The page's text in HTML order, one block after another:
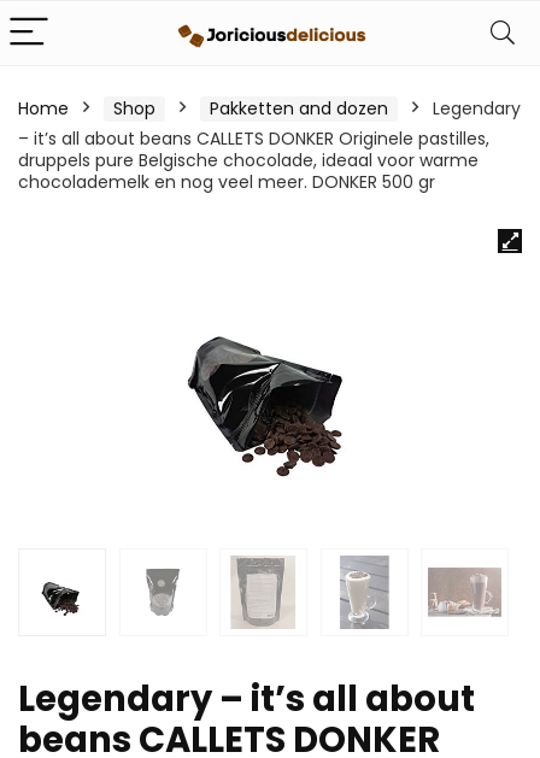
Home Shop Pakketten and dozen
Legendary
– it’s all about beans CALLETS DONKER Originele pastilles,
druppels pure Belgische chocolade, ideaal voor warme
chocolademelk en nog veel meer. DONKER 500 gr
Legendary – it’s all about
beans CALLETS DONKER